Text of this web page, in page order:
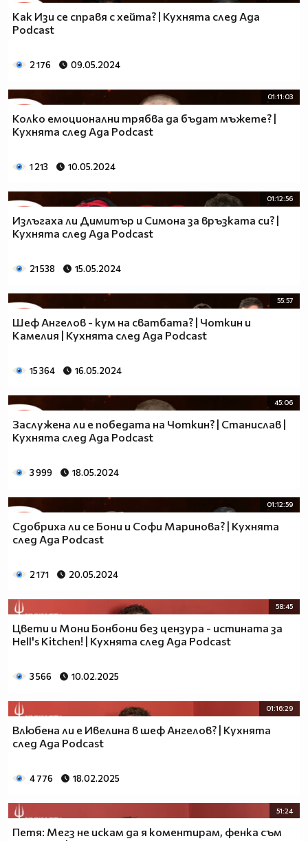
Как Изи се справя с хейта? | Кухнята след Ада
Podcast
2 176 09.05.2024
01:11:03
Колко емоционални трябва да бъдат мъжете? |
Кухнята след Ада Podcast
1 213 10.05.2024
01:12:56
Излъгаха ли Димитър и Симона за връзката си? |
Кухнята след Ада Podcast
21 538 15.05.2024
55:57
Шеф Ангелов - кум на сватбата? | Чоткин и
Камелия | Кухнята след Ада Podcast
15 364 16.05.2024
45:06
Заслужена ли е победата на Чоткин? | Станислав |
Кухнята след Ада Podcast
3 999 18.05.2024
01:12:59
Сдобриха ли се Бони и Софи Маринова? | Кухнята
след Ада Podcast
2 171 20.05.2024
58:45
Цвети и Мони Бонбони без цензура - истината за
Hell's Kitchen! | Кухнята след Ада Podcast
3 566 10.02.2025
01:16:29
Влюбена ли е Ивелина в шеф Ангелов? | Кухнята
след Ада Podcast
4 776 18.02.2025
51:24
Петя: Мегз не искам да я коментирам, фенка съм